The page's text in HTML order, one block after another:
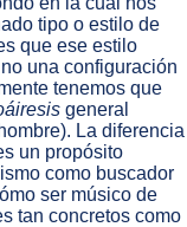
tipo o estilo de
que ese estilo
una configuración
tenemos que
general
La diferencia
un propósito
como buscador
ser músico de
tan concretos como